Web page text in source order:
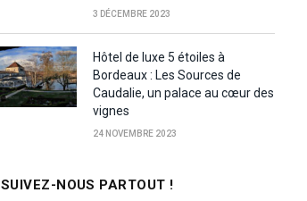
3 DÉCEMBRE 2023
Hôtel de luxe 5 étoiles à
Bordeaux : Les Sources de
Caudalie, un palace au cœur des
vignes
24 NOVEMBRE 2023
SUIVEZ-NOUS PARTOUT !